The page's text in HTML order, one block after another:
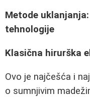
Metode
tehnologije
Klasična hirurška
Ovo je najčešća i
o sumnjivim